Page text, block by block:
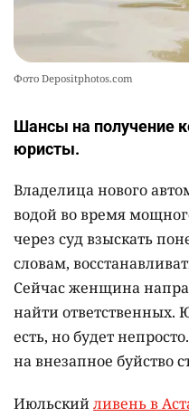
Фото Depositphotos.com
Шансы на получение
юристы.
Владелица нового
водой во время
через суд взыскать
словам,
Сейчас женщина
найти ответственных.
есть, но будет
на внезапное буйство
Июльскийливень в